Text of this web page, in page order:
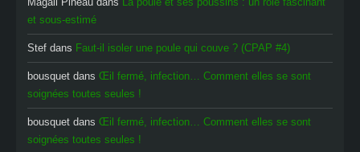
et sous-estimé
Stef dans Faut-il isoler une poule qui couve ? (CPAP #4)
bousquet dans Œil fermé, infection… Comment elles se sont
soignées toutes seules !
bousquet dans Œil fermé, infection… Comment elles se sont
soignées toutes seules !